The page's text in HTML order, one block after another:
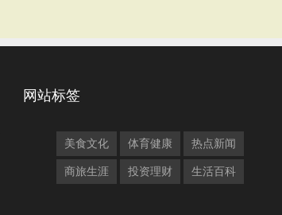
网站标签
美食文化 体育健康 热点新闻
商旅生涯 投资理财 生活百科